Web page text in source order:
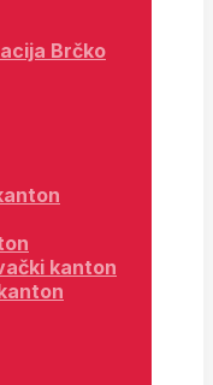
Brčko
kanton